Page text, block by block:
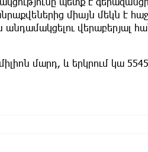
միայն մեկն է
անդամակցելու վերաբերյալ
մարդ, և երկրում կա 5545